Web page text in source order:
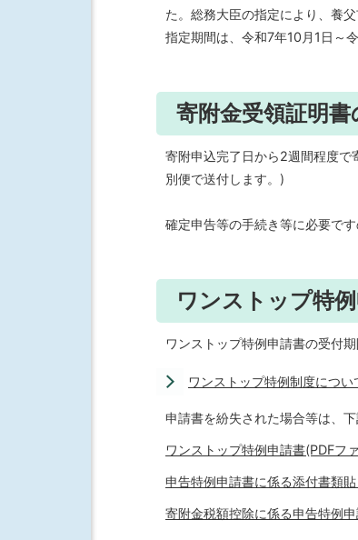
た。総務大臣の指定により、養
指定期間は、令和7年10月1日～
寄附金受領証明
寄附申込完了日から2週間程度で
別便で送付します。)
確定申告等の手続き等に必要で
ワンストップ特
ワンストップ特例申請書の受付
ワンストップ特例制度につい
申請書を紛失された場合等は、
ワンストップ特例申請書(PDFフ
申告特例申請書に係る添付書類
寄附金税額控除に係る申告特例